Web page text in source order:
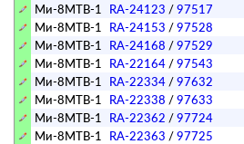
Ми-8МТВ-1 RA-24123 /97517
Ми-8МТВ-1
RA-24153 /97528
Ми-8МТВ-1
RA-24168 /97529
Ми-8МТВ-1
RA-22164 /97543
Ми-8МТВ-1
RA-22334 /97632
Ми-8МТВ-1
RA-22338 /97633
Ми-8МТВ-1
RA-22362 /97724
Ми-8МТВ-1
RA-22363 /97725